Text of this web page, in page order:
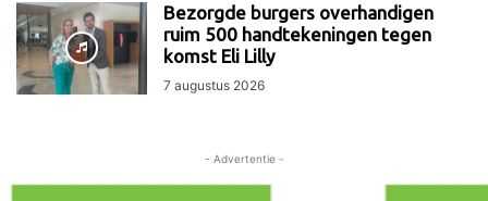
Bezorgde burgers overhandigen
ruim 500 handtekeningen tegen
komst Eli Lilly
7 augustus 2026
- Advertentie -